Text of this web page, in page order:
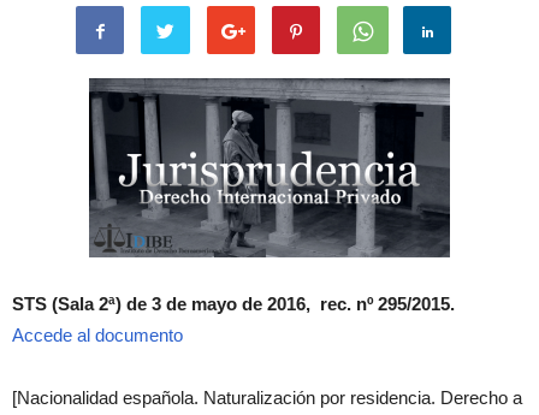
STS (Sala 2ª) de 3 de mayo de 2016, rec. nº 295/2015.
Accede al documento
[Nacionalidad española. Naturalización por residencia. Derecho a